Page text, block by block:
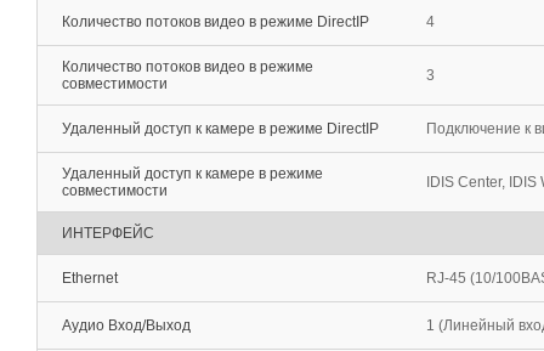
Количество потоков видео в режиме DirectIP 4
Количество потоков видео в режиме
совместимости
3
Удаленный доступ к камере в режиме DirectIP Подключение к
Удаленный доступ к камере в режиме
совместимости
IDIS Center,
ИНТЕРФЕЙС
Ethernet RJ-45 (10/
Аудио Вход/Выход 1 (Линейный